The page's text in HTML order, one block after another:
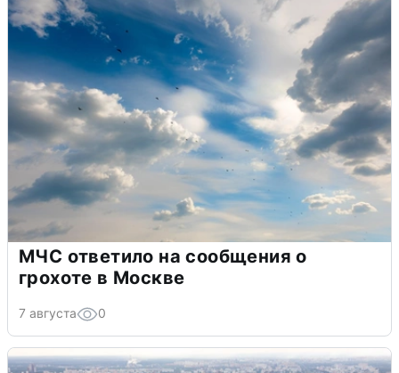
МЧС ответило на сообщения о
грохоте в Москве
7 августа 0